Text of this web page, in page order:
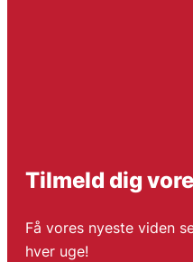
Tilmeld dig
Få vores nyeste viden
hver uge!